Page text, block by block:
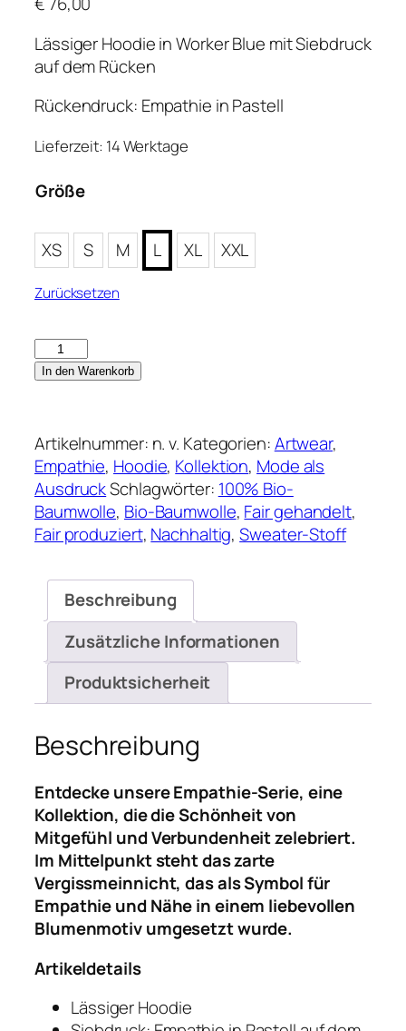
Lässiger Hoodie in Worker Blue mit Siebdruck
auf dem Rücken
Rückendruck: Empathie in Pastell
Lieferzeit: 14 Werktage
Größe
XS S M L XL XXL
Zurücksetzen
Empathie
–
in
Worker
Blue
Menge
In den Warenkorb
Artikelnummer: n. v. Kategorien:Artwear,
Empathie, Hoodie, Kollektion, Mode als
AusdruckSchlagwörter: 100% Bio-
Baumwolle, Bio-Baumwolle, Fair gehandelt,
Fair produziert, Nachhaltig,Sweater-Stoff
Beschreibung
Zusätzliche Informationen
Produktsicherheit
Beschreibung
Entdecke unsere Empathie-Serie, eine
Kollektion, die die Schönheit von
Mitgefühl und Verbundenheit zelebriert.
Im Mittelpunkt steht das zarte
Vergissmeinnicht, das als Symbol für
Empathie und Nähe in einem liebevollen
Blumenmotiv umgesetzt wurde.
Artikeldetails
Lässiger Hoodie